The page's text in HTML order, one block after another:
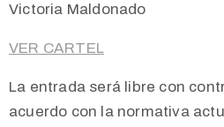
Victoria Maldonado
VER CARTEL
La entrada será libre con
acuerdo con la normativa